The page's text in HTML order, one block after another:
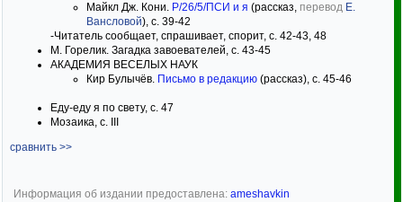
Майкл Дж. Кони. Р/26/5/ПСИ и я (рассказ, перевод Е.
Вансловой), с. 39-42
-Читатель сообщает, спрашивает, спорит, с. 42-43, 48
М. Горелик. Загадка завоевателей, с. 43-45
АКАДЕМИЯ ВЕСЕЛЫХ НАУК
Кир Булычёв. Письмо в редакцию (рассказ), с. 45-46
Еду-еду я по свету, с. 47
Мозаика, с. III
сравнить >>
Информация об издании предоставлена: ameshavkin